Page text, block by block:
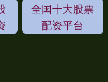
全国十大股票
配资平台